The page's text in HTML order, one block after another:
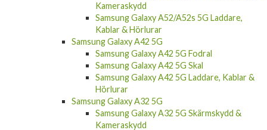
Kameraskydd
Samsung Galaxy A52/A52s 5G Laddare,
Kablar & Hörlurar
Samsung Galaxy A42 5G
Samsung Galaxy A42 5G Fodral
Samsung Galaxy A42 5G Skal
Samsung Galaxy A42 5G Laddare, Kablar &
Hörlurar
Samsung Galaxy A32 5G
Samsung Galaxy A32 5G Skärmskydd &
Kameraskydd